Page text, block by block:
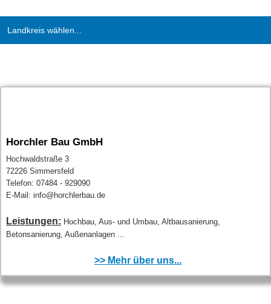
Landkreis wählen...
Horchler Bau GmbH
Hochwaldstraße 3
72226 Simmersfeld
Telefon: 07484 - 929090
E-Mail: info@horchlerbau.de
Leistungen: Hochbau, Aus- und Umbau, Altbausanierung,
Betonsanierung, Außenanlagen ...
>> Mehr über uns...